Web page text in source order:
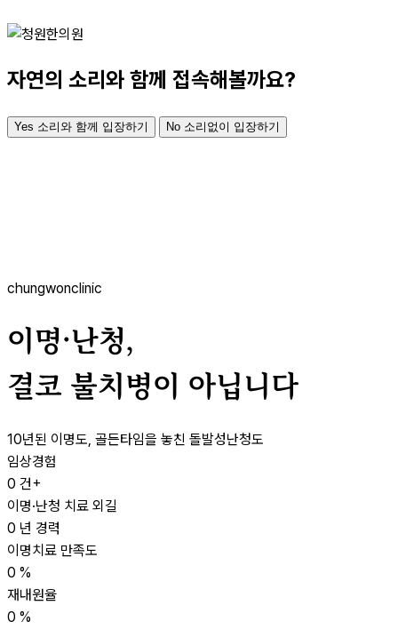
자연의 소리와 함께 접속해볼까요?
Yes 소리와 함께 입장하기 No 소리없이 입장하기
chungwonclinic
이명·난청,
결코 불치병이 아닙니다
10년된 이명도, 골든타임을 놓친 돌발성난청도
임상경험
0 건+
이명·난청 치료 외길
0 년 경력
이명치료 만족도
0 %
재내원율
0 %